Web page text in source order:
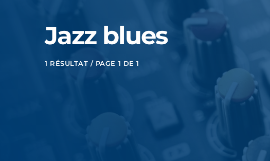
Jazz blues
1 RÉSULTAT / PAGE 1 DE 1